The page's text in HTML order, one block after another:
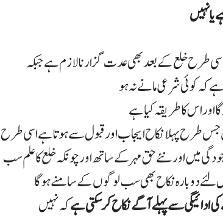
خلع کے بعد بھی عدت گزارنا لازم ہے جبکہ
کہکوئی شرعی مانے نہ ہو
جس طرح پہلا نکاح ایجاب اور قبول سے ہوتا ہے اسی طرح
میں اور نئے حق مہر کے ساتھ اور چونکہ خلع کا علم سب
لئے دوبارہ نکاح بھی سب لوگوں کے سامنے ہوگا
ادائیگی سے پہلے آگے نکاح کرسکتی ہےکہ نہیں